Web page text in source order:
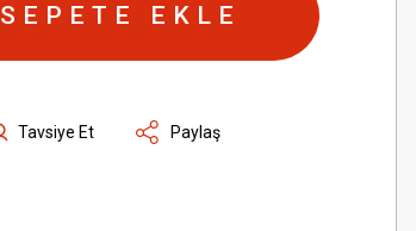
SEPETE EKLE
Tavsiye Et Paylaş